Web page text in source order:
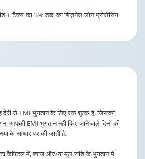
+ टैक्स का 3% तक का बिज़नेस लोन प्रोसेसिंग
देरी से EMI भुगतान के लिए एक शुल्क है, जिसकी
आपकी EMI भुगतान नहीं किए जाने वाले दिनों की
के आधार पर की जाती है.
कैपिटल में, ब्याज और/या मूल राशि के भुगतान में